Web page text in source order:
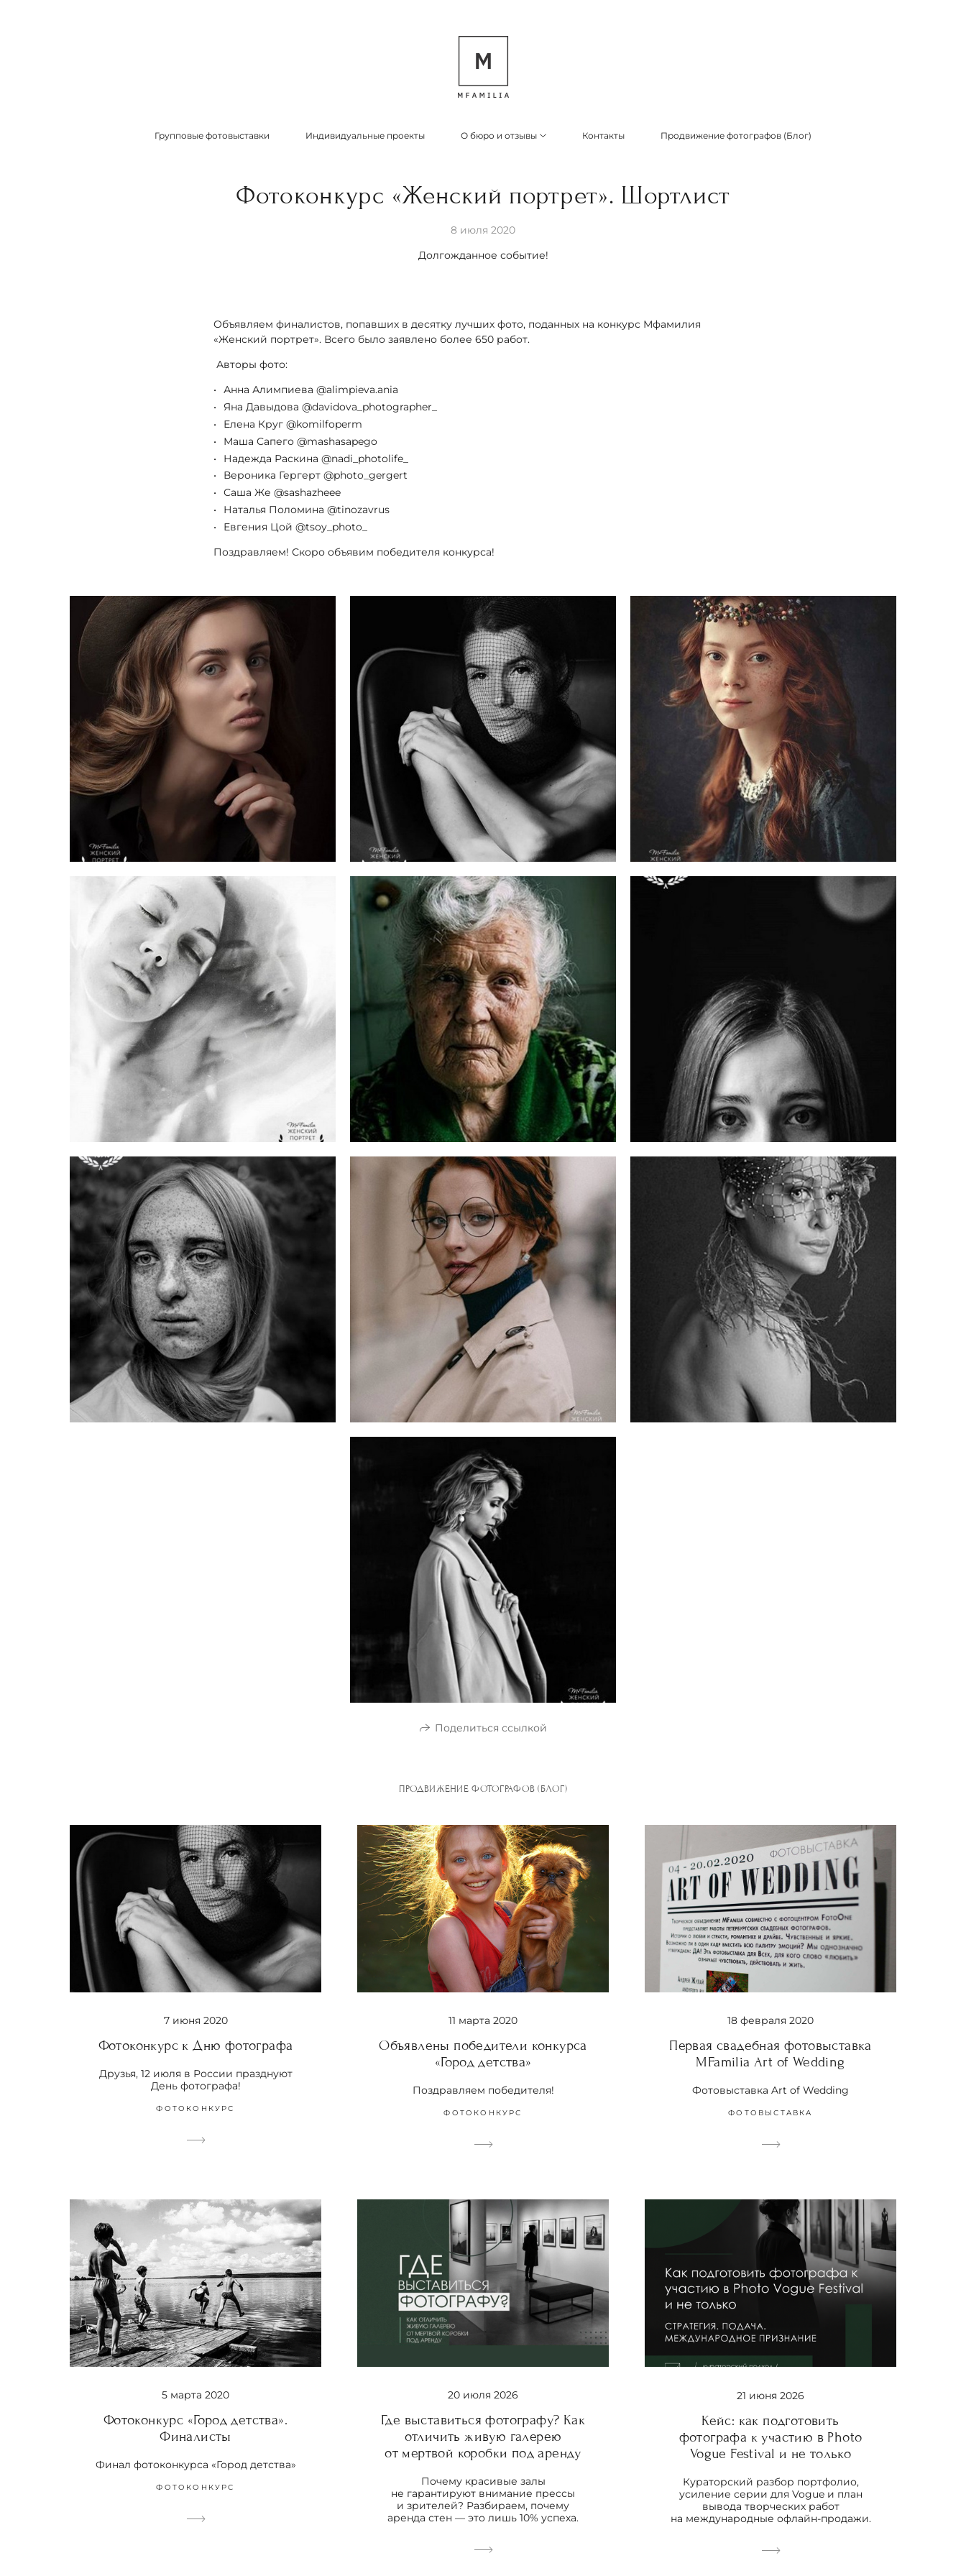
Групповые фотовыставки Индивидуальные проекты О бюро и отзывы Контакты Продвижение фотографов (Блог)
Фотоконкурс «Женский портрет». Шортлист
8 июля 2020
Долгожданное событие!
Объявляем финалистов, попавших в десятку лучших фото, поданных на конкурс Мфамилия
«Женский портрет». Всего было заявлено более 650 работ.
Авторы фото:
Анна Алимпиева @alimpieva.ania
Яна Давыдова @davidova_photographer_
Елена Круг @komilfoperm
Маша Сапего @mashasapego
Надежда Раскина @nadi_photolife_
Вероника Гергерт @photo_gergert
Саша Же @sashazheee
Наталья Поломина @tinozavrus
Евгения Цой @tsoy_photo_
Поздравляем! Скоро объявим победителя конкурса!
Поделиться ссылкой
ПРОДВИЖЕНИЕ ФОТОГРАФОВ (БЛОГ)
7 июня 2020
Фотоконкурс к Дню фотографа
Друзья, 12 июля в России празднуют
День фотографа!
ФОТОКОНКУРС
11 марта 2020
Объявлены победители конкурса
«Город детства»
Поздравляем победителя!
ФОТОКОНКУРС
18 февраля 2020
Первая свадебная фотовыставка
MFamilia Art of Wedding
Фотовыставка Art of Wedding
ФОТОВЫСТАВКА
5 марта 2020
Фотоконкурс «Город детства».
Финалисты
Финал фотоконкурса «Город детства»
ФОТОКОНКУРС
20 июля 2026
Где выставиться фотографу? Как
отличить живую галерею
от мертвой коробки под аренду
Почему красивые залы
не гарантируют внимание прессы
и зрителей? Разбираем, почему
аренда стен — это лишь 10% успеха.
21 июня 2026
Кейс: как подготовить
фотографа к участию в Photo
Vogue Festival и не только
Кураторский разбор портфолио,
усиление серии для Vogue и план
вывода творческих работ
на международные офлайн-продажи.